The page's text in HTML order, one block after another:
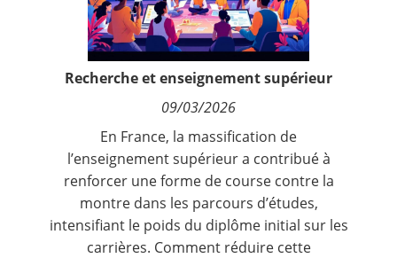
Recherche et enseignement supérieur
09/03/2026
En France, la massification de
l’enseignement supérieur a contribué à
renforcer une forme de course contre la
montre dans les parcours d’études,
intensifiant le poids du diplôme initial sur les
carrières. Comment réduire cette